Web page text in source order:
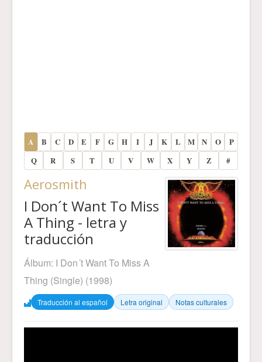
A B C D E F G H I J K L M N O
P
Q
R S T U V W X Y Z #
Aerosmith
I Don´t Want To Miss
A Thing - letra y
traducción
Álbum: I Don´t Want To Miss A
Thing (Single) (1998)
Traducción al español Letra original Notas culturales